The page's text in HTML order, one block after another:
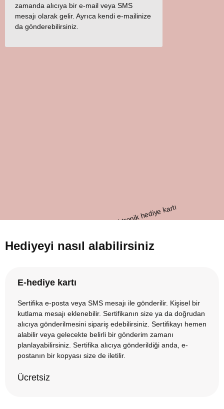
zamanda alıcıya bir e-mail veya SMS
mesajı olarak gelir. Ayrıca kendi e-mailinize
da gönderebilirsiniz.
Hediyeyi nasıl alabilirsiniz
E-hediye kartı
Sertifika e-posta veya SMS mesajı ile gönderilir. Kişisel bir
kutlama mesajı eklenebilir. Sertifikanın size ya da doğrudan
alıcıya gönderilmesini sipariş edebilirsiniz. Sertifikayı hemen
alabilir veya gelecekte belirli bir gönderim zamanı
planlayabilirsiniz. Sertifika alıcıya gönderildiği anda, e-
postanın bir kopyası size de iletilir.
Ücretsiz